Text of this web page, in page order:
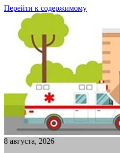
Перейти к содержимому
8 августа, 2026